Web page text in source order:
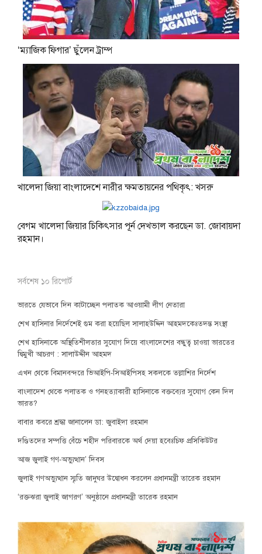
‘ম্যাজিক ফিগার’ ছুঁলেন ট্রাম্প
খালেদা জিয়া বাংলাদেশে নারীর ক্ষমতায়নের পথিকৃৎ: খসরু
বেগম খালেদা জিয়ার চিকিৎসার পূর্ন দেখভাল করছেন ডা. জোবায়দা
রহমান।
সর্বশেষ ১০ রিপোর্ট
ভারতে যেভাবে দিন কাটাচ্ছেন পলাতক আওয়ামী লীগ নেতারা
শেখ হাসিনার নির্দেশেই গুম করা হয়েছিল সালাহউদ্দিন আহমদকেঃতদন্ত সংস্থা
শেখ হাসিনাকে অস্থিতিশীলতার সুযোগ দিয়ে বাংলাদেশের বন্ধুত্ব চাওয়া ভারতের
দ্বিমুখী আচরণ : সালাউদ্দীন আহমদ
এখন থেকে বিমানবন্দরে ভিআইপি-সিআইপিসহ সকলকে তল্লাশির নির্দেশ
বাংলাদেশ থেকে পলাতক ও গনহত্যাকারী হাসিনাকে বক্তব্যের সুযোগ কেন দিল
ভারত?
বাবার কবরে শ্রদ্ধা জানালেন ডা: জুবাইদা রহমান
দণ্ডিতদের সম্পত্তি বেঁচে শহীদ পরিবারকে অর্থ দেয়া হবেঃচিফ প্রসিকিউটর
আজ জুলাই গণ-অভ্যুত্থান’ দিবস
জুলাই গণঅভ্যুত্থান স্মৃতি জাদুঘর উদ্বোধন করলেন প্রধানমন্ত্রী তারেক রহমান
‘রক্তঝরা জুলাই জাগরণ’ অনুষ্ঠানে প্রধানমন্ত্রী তারেক রহমান